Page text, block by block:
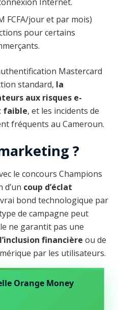
FCFA/jour et par mois)
pour certains
Mastercard
standard, la
aux risques e-
faible, et les incidents de
fréquents au Cameroun.
?
le concours Champions
d’un coup d’éclat
vrai bond technologique par
de campagne peut
ne garantit pas une
financière ou de
par les utilisateurs.
Orange Money